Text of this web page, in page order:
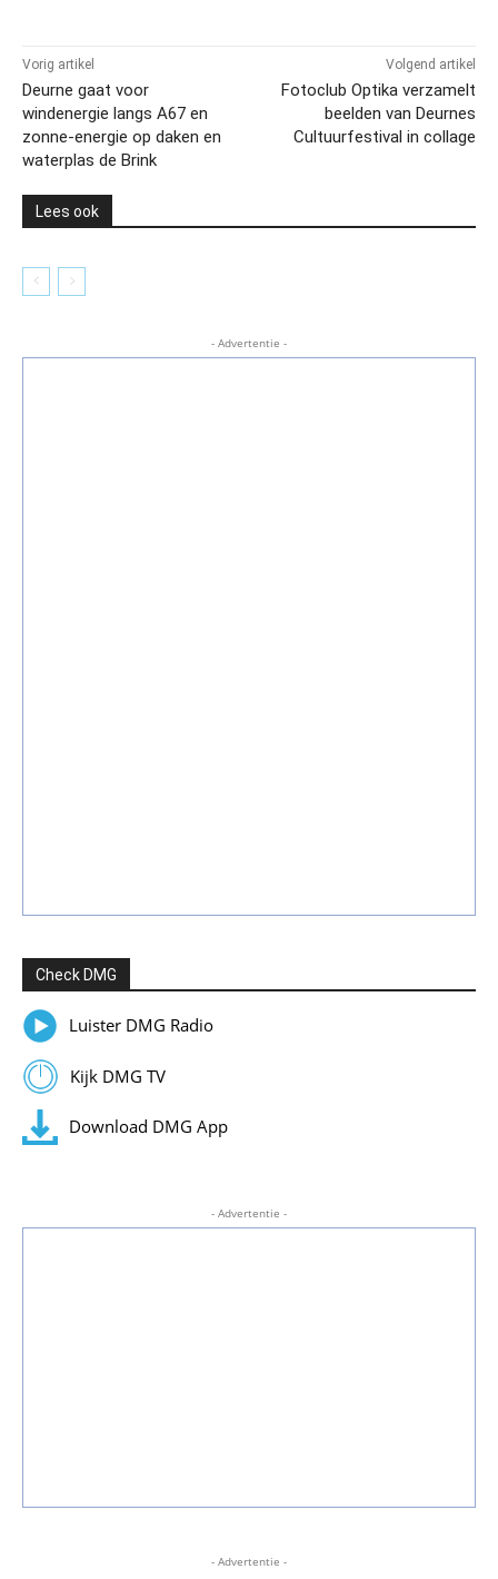
Vorig artikel
Deurne gaat voor
windenergie langs A67 en
zonne-energie op daken en
waterplas de Brink
Volgend artikel
Fotoclub Optika verzamelt
beelden van Deurnes
Cultuurfestival in collage
Lees ook
- Advertentie -
Check DMG
Luister DMG Radio
Kijk DMG TV
Download DMG App
- Advertentie -
- Advertentie -